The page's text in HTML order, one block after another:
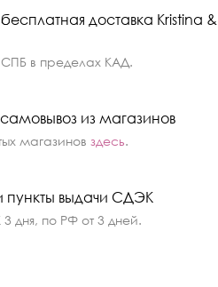
доставка Kristina &
СПБ в пределах КАД.
из магазинов
магазиновздесь.
пункты выдачи СДЭК
дня, по РФ от 3 дней.